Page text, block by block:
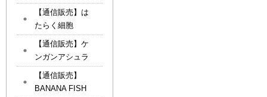
【通信販売】は
たらく細胞
【通信販売】ケ
ンガンアシュラ
【通信販売】
BANANA FISH